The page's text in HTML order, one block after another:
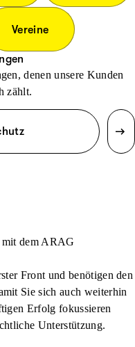
Vereine
denen unsere Kunden
zählt.
dem ARAG
Front und benötigen den
Sie sich auch weiterhin
Erfolg fokussieren
Unterstützung.